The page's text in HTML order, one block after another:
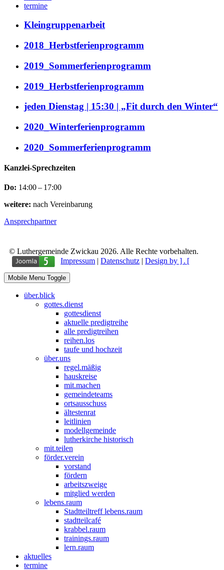
termine
Kleingruppenarbeit
2018_Herbstferienprogramm
2019_Sommerferienprogramm
2019_Herbstferienprogramm
jeden Dienstag | 15:30 | „Fit durch den Winter“
2020_Winterferienprogramm
2020_Sommerferienprogramm
Kanzlei-Sprechzeiten
Do: 14:00 – 17:00
weitere: nach Vereinbarung
Ansprechpartner
© Luthergemeinde Zwickau 2026. Alle Rechte vorbehalten.
Impressum |Datenschutz |Design by ] . [
Mobile Menu Toggle
über.blick
gottes.dienst
gottesdienst
aktuelle predigtreihe
alle predigtreihen
reihen.los
taufe und hochzeit
über.uns
regel.mäßig
hauskreise
mit.machen
gemeindeteams
ortsausschuss
ältestenrat
leitlinien
modellgemeinde
lutherkirche historisch
mit.teilen
förder.verein
vorstand
fördern
arbeitszweige
mitglied werden
lebens.raum
Stadtteiltreff lebens.raum
stadtteilcafé
krabbel.raum
trainings.raum
lern.raum
aktuelles
termine